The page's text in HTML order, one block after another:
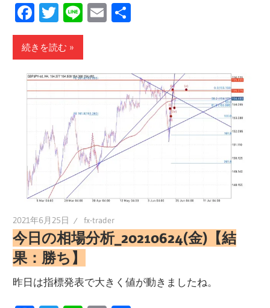
Facebook
Twitter
LineEmail
続きを読む
2021年6月25日 fx-trader
今日の相場分析_20210624(金)【結
果：勝ち】
昨日は指標発表で大きく値が動きましたね。